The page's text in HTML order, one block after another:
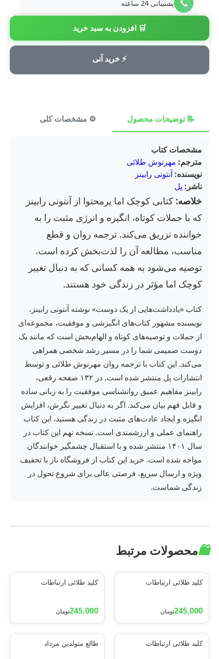
🛒 افزودن به سبد خرید
⚡ خرید آنی
📞 پشتیبانی 24 ساعته
💳 پرداخت امن
📝 توضیحات محصول ⚙️ مشخصات کلی
مشخصات کتاب
مترجم: مهرنوش طلائی
نویسنده: آنتونی رابینز
ناشر: پل
خلاصه: کتابی کوچک اما پرمحتوا از آنتونی رابینز
که با جملات کوتاه، انگیزه و انرژی مثبت را به
خواننده تزریق می‌کند. ترجمه روان و قطع
مناسب، مطالعه آن را لذت‌بخش کرده است.
توصیه می‌شود به همه کسانی که به دنبال تغییر
کوچک اما مؤثر در زندگی خود هستند.
کتاب «یادداشت‌هایی از یک دوست» نوشته آنتونی رابینز،
نویسنده مشهور کتاب‌های انگیزشی و موفقیت، مجموعه‌ای
از جملات و توصیه‌های کوتاه و الهام‌بخش است که مانند یک
دوست صمیمی شما را در مسیر رشد شخصی همراهی
می‌کند. این کتاب با ترجمه روان مهرنوش طلائی و توسط
انتشارات پل منتشر شده است. در ۱۳۲ صفحه رقعی،
رابینز مفاهیم عمیق روانشناسی موفقیت را به زبانی ساده
و قابل فهم بیان می‌کند. اگر به دنبال تغییر نگرش، افزایش
انگیزه و ایجاد عادت‌های مثبت در زندگی هستید، این کتاب
راهنمای عملی و ارزشمندی است. نسخه نهم این کتاب در
سال ۱۴۰۱ منتشر شده و با استقبال چشمگیر خوانندگان
مواجه شده است. خرید این کتاب از فروشگاه ناز با تخفیف
ویژه و ارسال سریع، فرصتی عالی برای شروع تحول در
زندگی شماست.
🛍️محصولات مرتبط
کلید طلائی ارتباطات
245,000تومان
کلید طلائی ارتباطات
245,000تومان
کلید طلائی ارتباطات طالع متولدین مرداد